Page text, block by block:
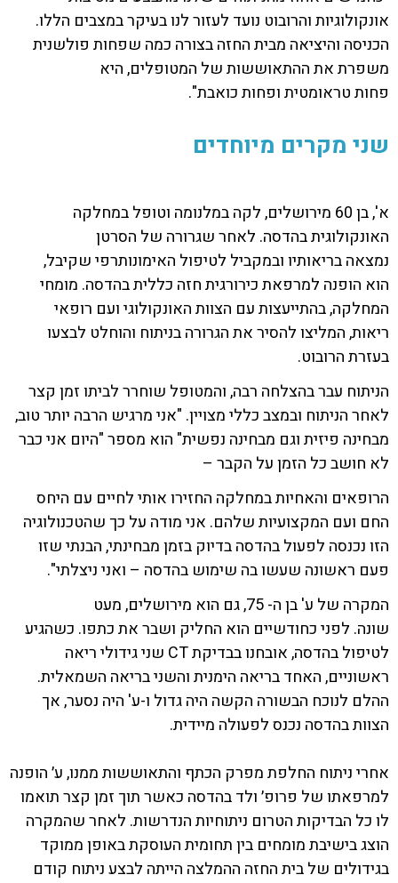
אונקולוגיות והרובוט נועד לעזור לנו בעיקר במצבים הללו.
הכניסה והיציאה מבית החזה בצורה כמה שפחות פולשנית
משפרת את ההתאוששות של המטופלים, היא
פחות טראומטית ופחות כואבת".
שני מקרים מיוחדים
א', בן 60 מירושלים, לקה במלנומה וטופל במחלקה
האונקולוגית בהדסה. לאחר שגרורה של הסרטן
נמצאה בריאותיו ובמקביל לטיפול האימונותרפי שקיבל,
הוא הופנה למרפאת כירורגית חזה כללית בהדסה. מומחי
המחלקה, בהתייעצות עם הצוות האונקולוגי ועם רופאי
ריאות, המליצו להסיר את הגרורה בניתוח והוחלט לבצעו
בעזרת הרובוט.
הניתוח עבר בהצלחה רבה, והמטופל שוחרר לביתו זמן קצר
לאחר הניתוח ובמצב כללי מצויין. "אני מרגיש הרבה יותר טוב,
מבחינה פיזית וגם מבחינה נפשית" הוא מספר "היום אני כבר
לא חושב כל הזמן על הקבר –
הרופאים והאחיות במחלקה החזירו אותי לחיים עם היחס
החם ועם המקצועיות שלהם. אני מודה על כך שהטכנולוגיה
הזו נכנסה לפעול בהדסה בדיוק בזמן מבחינתי, הבנתי שזו
פעם ראשונה שעשו בה שימוש בהדסה – ואני ניצלתי".
המקרה של ע' בן ה- 75, גם הוא מירושלים, מעט
שונה. לפני כחודשיים הוא החליק ושבר את כתפו. כשהגיע
לטיפול בהדסה, אובחנו בבדיקת CT שני גידולי ריאה
ראשוניים, האחד בריאה הימנית והשני בריאה השמאלית.
ההלם לנוכח הבשורה הקשה היה גדול ו-ע' היה נסער, אך
הצוות בהדסה נכנס לפעולה מיידית.
אחרי ניתוח החלפת מפרק הכתף והתאוששות ממנו, ע׳ הופנה
למרפאתו של פרופ׳ ולד בהדסה כאשר תוך זמן קצר תואמו
לו כל הבדיקות הטרום ניתוחיות הנדרשות. לאחר שהמקרה
הוצג בישיבת מומחים בין תחומית העוסקת באופן ממוקד
בגידולים של בית החזה ההמלצה הייתה לבצע ניתוח קודם